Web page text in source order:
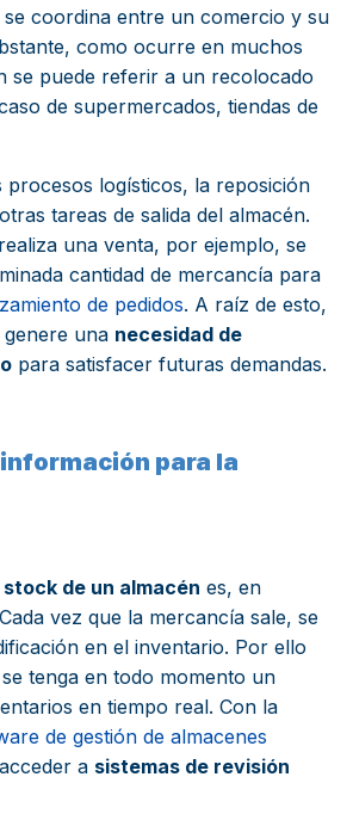
coordina entre un comercio y su
como ocurre en muchos
se puede referir a un recolocado
de supermercados, tiendas de
procesos logísticos, la reposición
tareas de salida del almacén.
una venta, por ejemplo, se
cantidad de mercancía para
de pedidos. A raíz de esto,
una necesidad de
para satisfacer futuras demandas.
para la
de un almacén es, en
vez que la mercancía sale, se
en el inventario. Por ello
tenga en todo momento un
en tiempo real. Con la
de gestión de almacenes
a sistemas de revisión